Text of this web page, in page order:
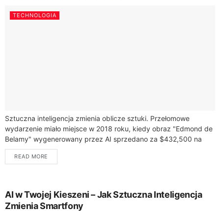
TECHNOLOGIA
Sztuczna inteligencja zmienia oblicze sztuki. Przełomowe
wydarzenie miało miejsce w 2018 roku, kiedy obraz "Edmond de
Belamy" wygenerowany przez AI sprzedano za $432,500 na
aukcji Christie’s. Dzieło to powstało dzięki...
READ MORE
AI w Twojej Kieszeni – Jak Sztuczna Inteligencja
Zmienia Smartfony